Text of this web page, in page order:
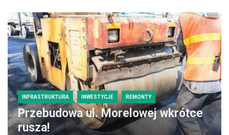
INFRASTRUKTURA INWESTYCJE REMONTY
Przebudowa ul. Morelowej wkrótce
rusza!